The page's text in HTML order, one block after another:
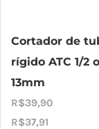
Cortador de
rígido ATC 1/2
13mm
R$39,90
R$37,91